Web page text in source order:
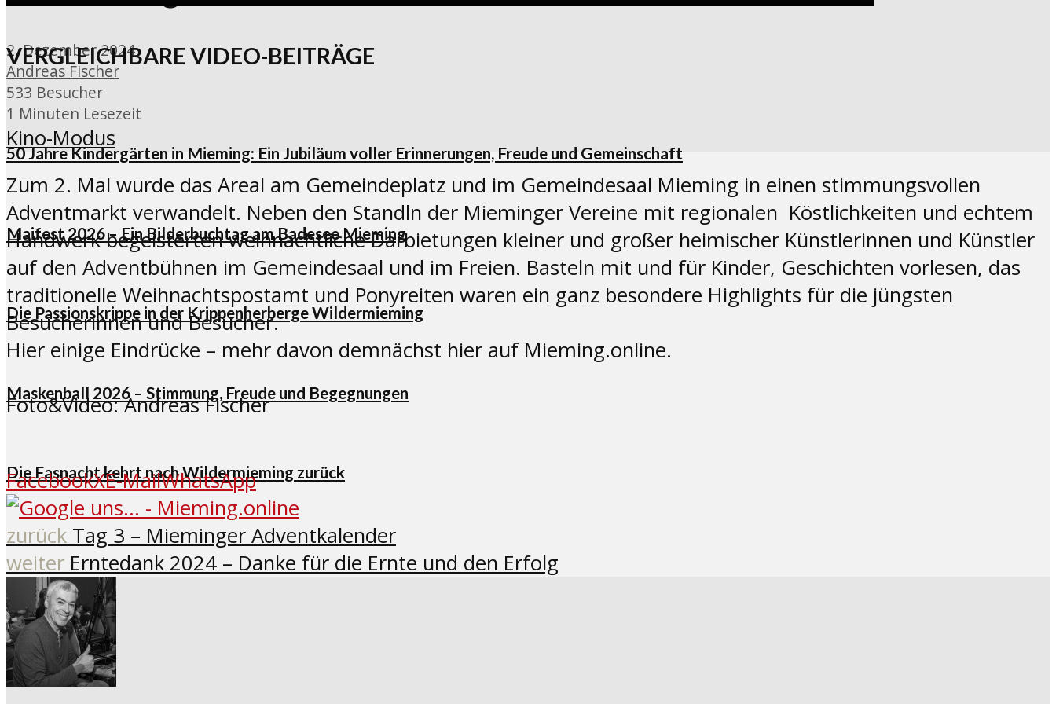
VERGLEICHBARE VIDEO-BEITRÄGE
50 Jahre Kindergärten in Mieming: Ein Jubiläum voller Erinnerungen, Freude und Gemeinschaft
Maifest 2026 – Ein Bilderbuchtag am Badesee Mieming
Die Passionskrippe in der Krippenherberge Wildermieming
Maskenball 2026 – Stimmung, Freude und Begegnungen
Die Fasnacht kehrt nach Wildermieming zurück
2. Dezember 2024
Andreas Fischer
533 Besucher
1 Minuten Lesezeit
Kino-Modus
Zum 2. Mal wurde das Areal am Gemeindeplatz und im Gemeindesaal Mieming in einen stimmungsvollen
Adventmarkt verwandelt. Neben den Standln der Mieminger Vereine mit regionalen Köstlichkeiten und echtem
Handwerk begeisterten weihnachtliche Darbietungen kleiner und großer heimischer Künstlerinnen und Künstler
auf den Adventbühnen im Gemeindesaal und im Freien. Basteln mit und für Kinder, Geschichten vorlesen, das
traditionelle Weihnachtspostamt und Ponyreiten waren ein ganz besondere Highlights für die jüngsten
Besucherinnen und Besucher.
Hier einige Eindrücke – mehr davon demnächst hier auf Mieming.online.
Foto&Video: Andreas Fischer
FacebookXE-MailWhatsApp
zurück Tag 3 – Mieminger Adventkalender
weiter Erntedank 2024 – Danke für die Ernte und den Erfolg